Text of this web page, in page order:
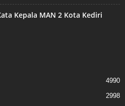
Kepala MAN 2 Kota Kediri
4990
2998